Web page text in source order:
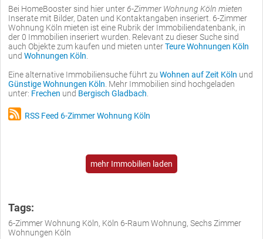
Bei HomeBooster sind hier unter6-Zimmer Wohnung Köln mieten
Inserate mit Bilder, Daten und Kontaktangaben inseriert. 6-Zimmer
Wohnung Köln mieten ist eine Rubrik der Immobiliendatenbank, in
der 0 Immobilien inseriert wurden. Relevant zu dieser Suche sind
auch Objekte zum kaufen und mieten unterTeure Wohnungen Köln
und Wohnungen Köln
Eine alternative Immobiliensuche führt zu Wohnen auf Zeit Köln und
Günstige Wohnungen Köln . Mehr Immobilien sind hochgeladen
unter: Frechen und Bergisch Gladbach
RSS Feed 6-Zimmer Wohnung Köln
mehr Immobilien laden
Tags:
6-Zimmer Wohnung Köln, Köln 6-Raum Wohnung, Sechs Zimmer
Wohnungen Köln